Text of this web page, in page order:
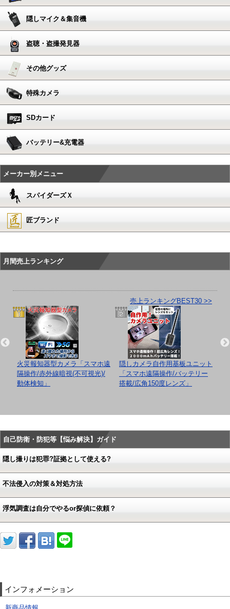
隠しマイク＆集音機
盗聴・盗撮発見器
その他グッズ
特殊カメラ
SDカード
バッテリー&充電器
メーカー別メニュー
スパイダーズＸ
匠ブランド
月間売上ランキング
売上ランキングBEST30 >>
火災報知器型カメラ「スマホ遠
隔操作/赤外線暗視(不可視光)/
動体検知」
隠しカメラ自作用基板ユニット
「スマホ遠隔操作/バッテリー
搭載/広角150度レンズ」
自己防衛・防犯等【悩み解決】ガイド
隠し撮りは犯罪?証拠として使える?
不法侵入の対策＆対処方法
浮気調査は自分でやるor探偵に依頼？
インフォメーション